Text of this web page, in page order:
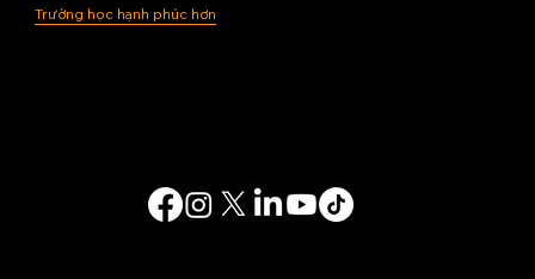
Trường học hạnh phúc hơn